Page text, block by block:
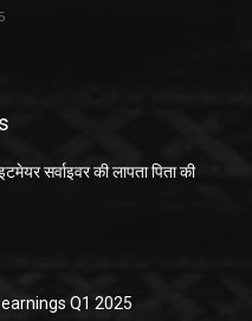
सर्वाइवर की लापता पिता की
Q1 2025